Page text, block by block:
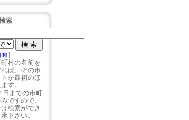
索
］
村の名前を
ば、その市
が最初のほ
す。
までの市町
ですので、
検索ができ
下さい。